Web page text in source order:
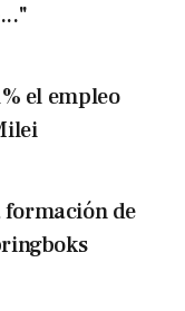
el empleo
formación de